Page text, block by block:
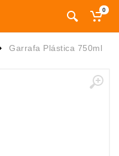
0
Garrafa Plástica 750ml